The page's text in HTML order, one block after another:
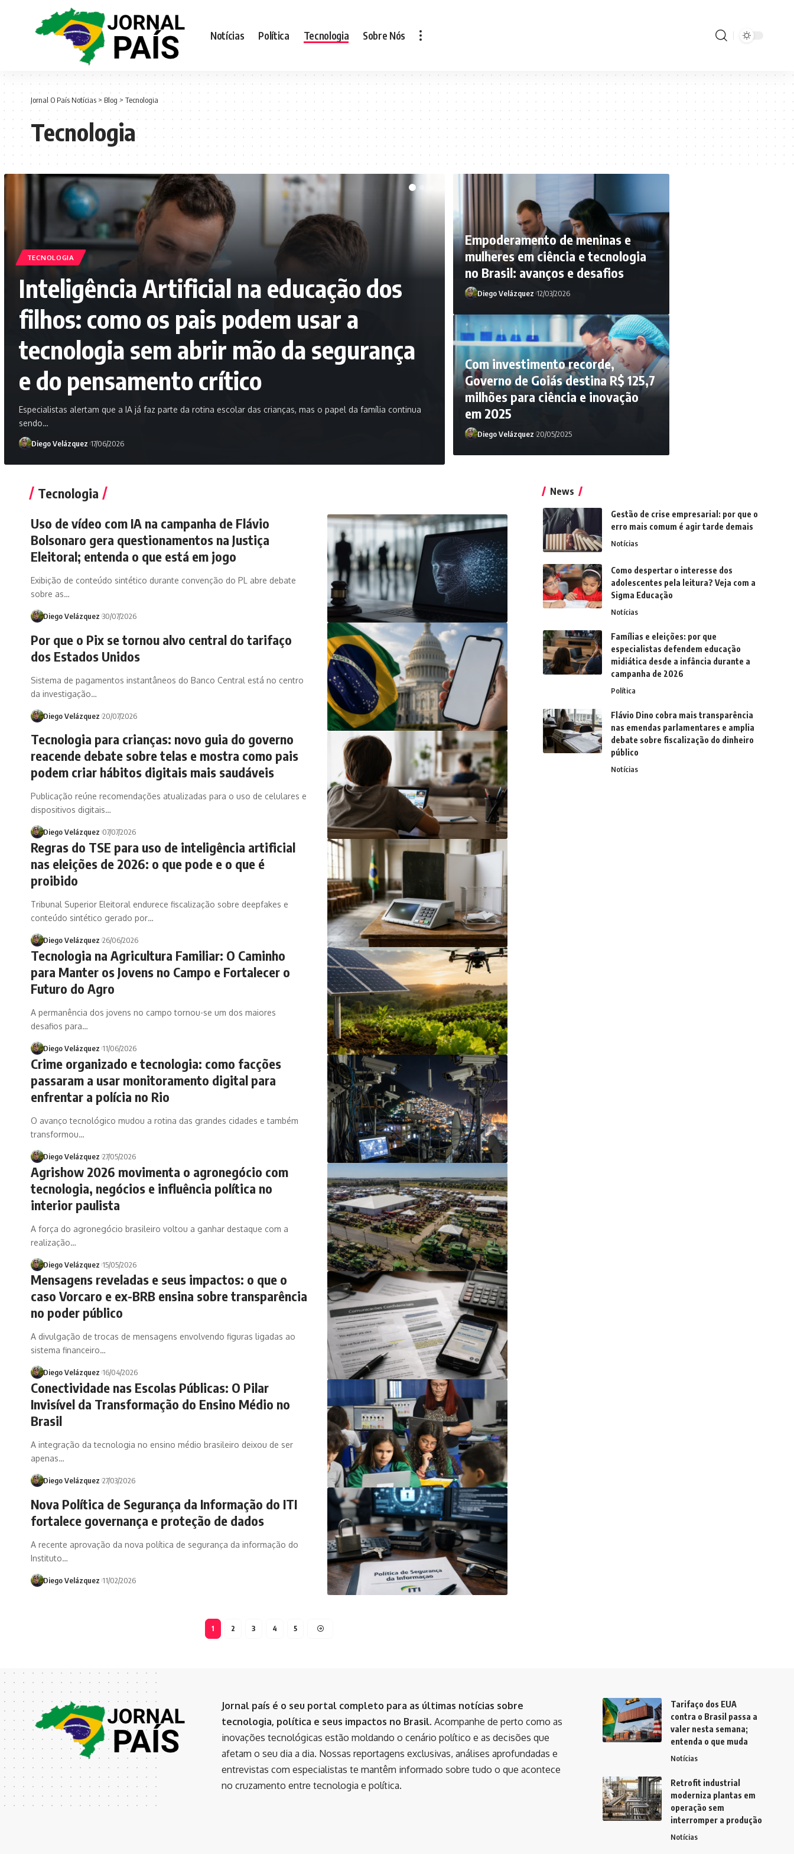
Notícias Política Tecnologia Sobre Nós
Jornal O País Notícias > Blog> Tecnologia
Tecnologia
TECNOLOGIA
Inteligência Artificial na educação dos
filhos: como os pais podem usar a
tecnologia sem abrir mão da segurança
e do pensamento crítico
Especialistas alertam que a IA já faz parte da rotina escolar das crianças, mas o papel da família continua
sendo…
Diego Velázquez 17/06/2026
Empoderamento de meninas e
mulheres em ciência e tecnologia
no Brasil: avanços e desafios
Diego Velázquez 12/03/2026
Com investimento recorde,
Governo de Goiás destina R$ 125,7
milhões para ciência e inovação
em 2025
Diego Velázquez 20/05/2025
Tecnologia
Uso de vídeo com IA na campanha de Flávio
Bolsonaro gera questionamentos na Justiça
Eleitoral; entenda o que está em jogo
Exibição de conteúdo sintético durante convenção do PL abre debate
sobre as…
Diego Velázquez 30/07/2026
Por que o Pix se tornou alvo central do tarifaço
dos Estados Unidos
Sistema de pagamentos instantâneos do Banco Central está no centro
da investigação…
Diego Velázquez 20/07/2026
Tecnologia para crianças: novo guia do governo
reacende debate sobre telas e mostra como pais
podem criar hábitos digitais mais saudáveis
Publicação reúne recomendações atualizadas para o uso de celulares e
dispositivos digitais…
Diego Velázquez 07/07/2026
Regras do TSE para uso de inteligência artificial
nas eleições de 2026: o que pode e o que é
proibido
Tribunal Superior Eleitoral endurece fiscalização sobre deepfakes e
conteúdo sintético gerado por…
Diego Velázquez 26/06/2026
Tecnologia na Agricultura Familiar: O Caminho
para Manter os Jovens no Campo e Fortalecer o
Futuro do Agro
A permanência dos jovens no campo tornou-se um dos maiores
desafios para…
Diego Velázquez 11/06/2026
Crime organizado e tecnologia: como facções
passaram a usar monitoramento digital para
enfrentar a polícia no Rio
O avanço tecnológico mudou a rotina das grandes cidades e também
transformou…
Diego Velázquez 27/05/2026
Agrishow 2026 movimenta o agronegócio com
tecnologia, negócios e influência política no
interior paulista
A força do agronegócio brasileiro voltou a ganhar destaque com a
realização…
Diego Velázquez 15/05/2026
Mensagens reveladas e seus impactos: o que o
caso Vorcaro e ex-BRB ensina sobre transparência
no poder público
A divulgação de trocas de mensagens envolvendo figuras ligadas ao
sistema financeiro…
Diego Velázquez 16/04/2026
Conectividade nas Escolas Públicas: O Pilar
Invisível da Transformação do Ensino Médio no
Brasil
A integração da tecnologia no ensino médio brasileiro deixou de ser
apenas…
Diego Velázquez 27/03/2026
Nova Política de Segurança da Informação do ITI
fortalece governança e proteção de dados
A recente aprovação da nova política de segurança da informação do
Instituto…
Diego Velázquez 11/02/2026
1 2 3 4 5
News
Gestão de crise empresarial: por que o
erro mais comum é agir tarde demais
Notícias
Como despertar o interesse dos
adolescentes pela leitura? Veja com a
Sigma Educação
Notícias
Famílias e eleições: por que
especialistas defendem educação
midiática desde a infância durante a
campanha de 2026
Política
Flávio Dino cobra mais transparência
nas emendas parlamentares e amplia
debate sobre fiscalização do dinheiro
público
Notícias
Jornal país é o seu portal completo para as últimas notícias sobre
tecnologia, política e seus impactos no Brasil. Acompanhe de perto como as
inovações tecnológicas estão moldando o cenário político e as decisões que
afetam o seu dia a dia. Nossas reportagens exclusivas, análises aprofundadas e
entrevistas com especialistas te mantêm informado sobre tudo o que acontece
no cruzamento entre tecnologia e política.
Tarifaço dos EUA
contra o Brasil passa a
valer nesta semana;
entenda o que muda
Notícias
Retrofit industrial
moderniza plantas em
operação sem
interromper a produção
Notícias